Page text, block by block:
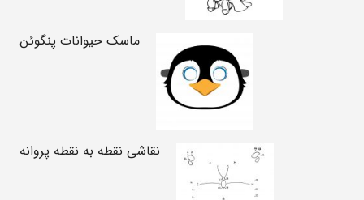
ماسک حیوانات پنگوئن
نقاشی نقطه به نقطه پروانه